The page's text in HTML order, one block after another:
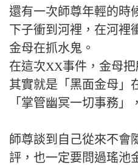
還有一次師尊年輕的時
下子衝到河裡，在河裡
金母在抓水鬼。
在這次XX事件，金母
其實就是「黑面金母」
「掌管幽冥一切事務」
師尊談到自己從來不會
評，也一定要問過瑤